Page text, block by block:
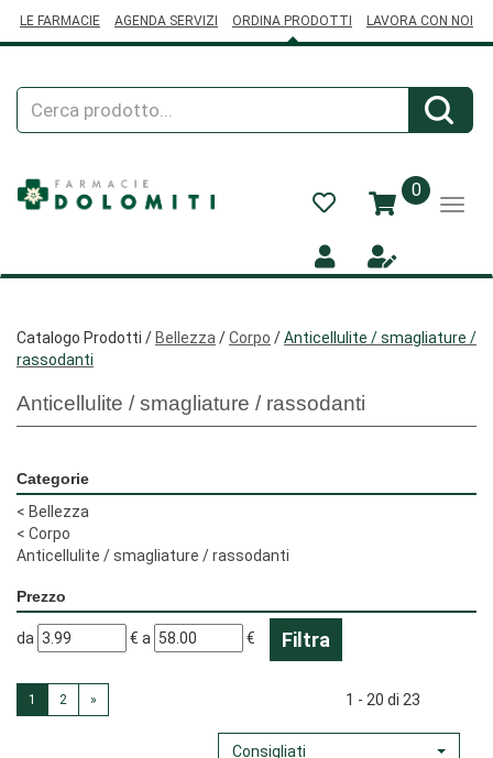
LE FARMACIE AGENDA SERVIZI ORDINA PRODOTTI LAVORA CON NOI
Cerca
Prodotto
0prodotti
inseriti
Catalogo Prodotti / Bellezza /Corpo /Anticellulite / smagliature /
rassodanti
Anticellulite / smagliature / rassodanti
Categorie
< Bellezza
< Corpo
Anticellulite / smagliature / rassodanti
Prezzo
filtra
da €
filtra
a €
1 2 » 1 - 20 di 23
Consigliati